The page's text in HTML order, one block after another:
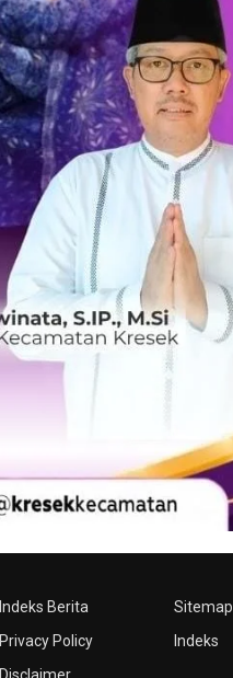
Indeks Berita
Privacy Policy
Sitemap
Indeks